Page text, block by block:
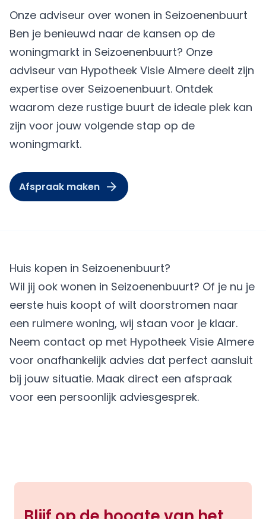
Onze adviseur over wonen in Seizoenenbuurt
Ben je benieuwd naar de kansen op de
woningmarkt in Seizoenenbuurt? Onze
adviseur van Hypotheek Visie Almere deelt zijn
expertise over Seizoenenbuurt. Ontdek
waarom deze rustige buurt de ideale plek kan
zijn voor jouw volgende stap op de
woningmarkt.
Afspraak maken
Huis kopen in Seizoenenbuurt?
Wil jij ook wonen in Seizoenenbuurt? Of je nu je
eerste huis koopt of wilt doorstromen naar
een ruimere woning, wij staan voor je klaar.
Neem contact op met Hypotheek Visie Almere
voor onafhankelijk advies dat perfect aansluit
bij jouw situatie. Maak direct een afspraak
voor een persoonlijk adviesgesprek.